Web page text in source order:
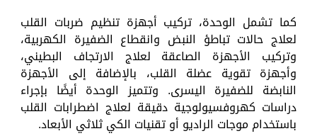
كما تشمل الوحدة، تركيب أجهزة تنظيم ضربات القلب
لعلاج حالات تباطؤ النبض وانقطاع الضفيرة الكهربية،
وتركيب الأجهزة الصاعقة لعلاج الارتجاف البطيني،
وأجهزة تقوية عضلة القلب، بالإضافة إلى الأجهزة
النابضة للضفيرة اليسرى. وتتميز الوحدة أيضًا بإجراء
دراسات كهروفسيولوجية دقيقة لعلاج اضطرابات القلب
باستخدام موجات الراديو أو تقنيات الكي ثلاثي الأبعاد.